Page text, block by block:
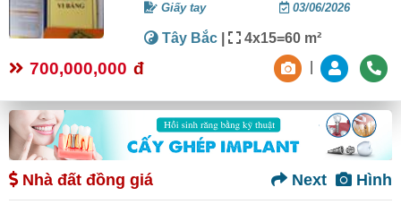
Giấy tay 03/06/2026
Tây Bắc | 4x15=60 m²
700,000,000 đ
Nhà đất đồng giá Hình
Next